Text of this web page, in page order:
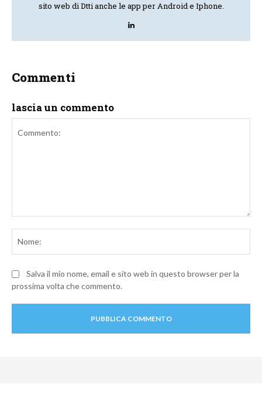
sito web di Dtti anche le app per Android e Iphone.
Commenti
lascia un commento
Salva il mio nome, email e sito web in questo browser per la
prossima volta che commento.